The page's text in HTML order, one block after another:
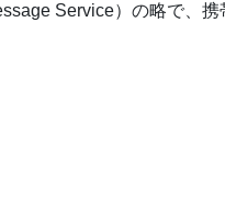
Service）の略で、携